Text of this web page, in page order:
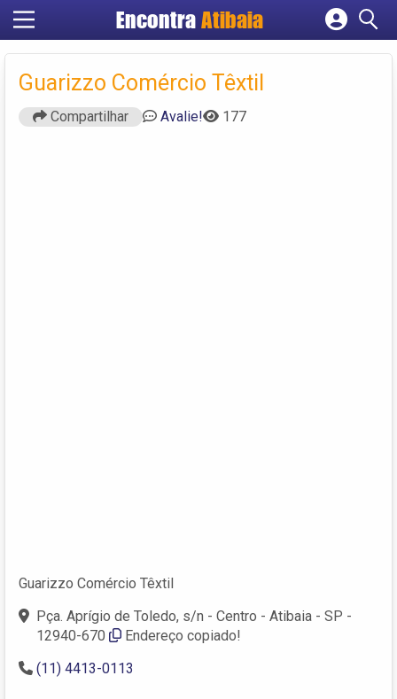
Encontra Atibaia
Cadastrar empresa
Criar conta
Guarizzo Comércio Têxtil
Compartilhar Avalie! 177
Guarizzo Comércio Têxtil
Pça. Aprígio de Toledo, s/n - Centro - Atibaia - SP -
12940-670
Endereço copiado!
(11) 4413-0113